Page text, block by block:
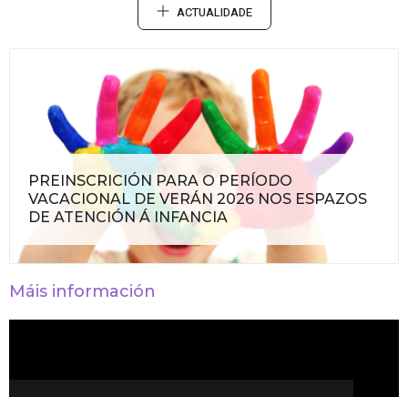
ACTUALIDADE
PREINSCRICIÓN PARA O PERÍODO
VACACIONAL DE VERÁN 2026 NOS ESPAZOS
DE ATENCIÓN Á INFANCIA
Máis información